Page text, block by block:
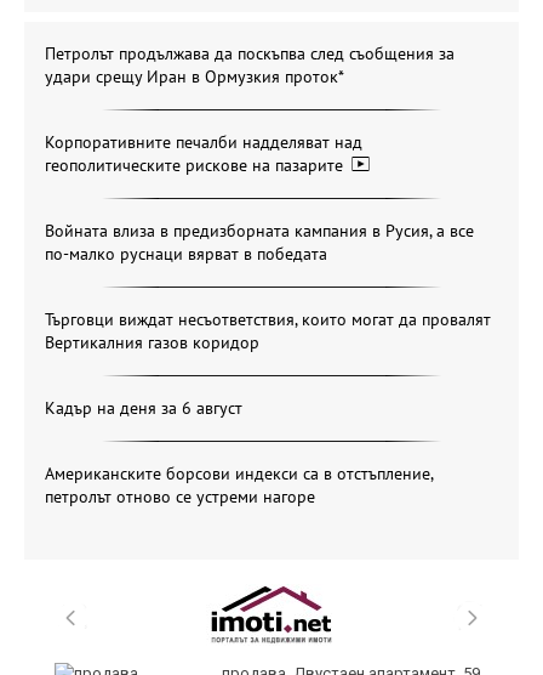
Петролът продължава да поскъпва след съобщения за
удари срещу Иран в Ормузкия проток*
Корпоративните печалби надделяват над
геополитическите рискове на пазарите
Войната влиза в предизборната кампания в Русия, а все
по-малко руснаци вярват в победата
Търговци виждат несъответствия, които могат да провалят
Вертикалния газов коридор
Кадър на деня за 6 август
Американските борсови индекси са в отстъпление,
петролът отново се устреми нагоре